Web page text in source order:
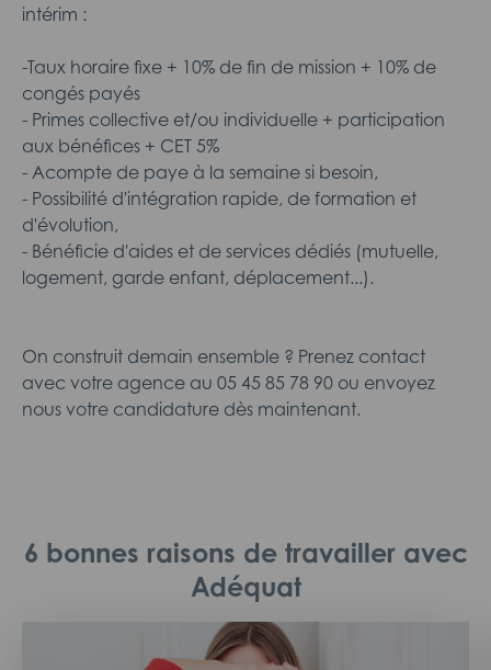
intérim :
-Taux horaire fixe + 10% de fin de mission + 10% de
congés payés
- Primes collective et/ou individuelle + participation
aux bénéfices + CET 5%
- Acompte de paye à la semaine si besoin,
- Possibilité d'intégration rapide, de formation et
d'évolution,
- Bénéficie d'aides et de services dédiés (mutuelle,
logement, garde enfant, déplacement...).
On construit demain ensemble ? Prenez contact
avec votre agence au 05 45 85 78 90 ou envoyez
nous votre candidature dès maintenant.
6 bonnes raisons de travailler avec
Adéquat